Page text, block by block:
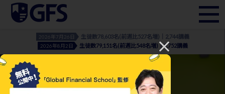
2026年7月26日 生徒数78,603名(前週比527名増)｜2,744講義
2026年8月2日 生徒数79,151名(前週比548名増)｜2,752講義